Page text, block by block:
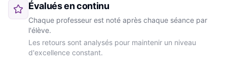
Évalués en continu
Chaque professeur est noté après chaque séance par
l'élève.
Les retours sont analysés pour maintenir un niveau
d'excellence constant.